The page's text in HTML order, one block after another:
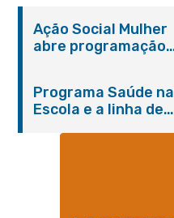
Ação Social Mulher
abre programação
serviços gratuitos e
orientações
Programa Saúde na
Escola e a linha de